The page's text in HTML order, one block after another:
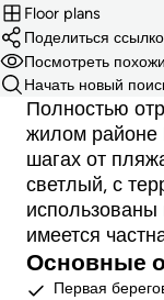
Floor plans
Поделиться
Посмотреть
Начать новый
Полностью
жилом районе
шагах от
светлый, с
имеется
Основные
Первая